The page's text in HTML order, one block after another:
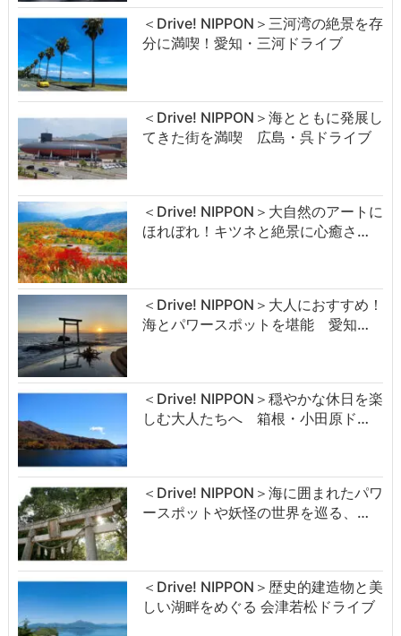
＜Drive! NIPPON＞三河湾の絶景を存
分に満喫！愛知・三河ドライブ
＜Drive! NIPPON＞海とともに発展し
てきた街を満喫 広島・呉ドライブ
＜Drive! NIPPON＞大自然のアートに
ほれぼれ！キツネと絶景に心癒さ…
＜Drive! NIPPON＞大人におすすめ！
海とパワースポットを堪能 愛知…
＜Drive! NIPPON＞穏やかな休日を楽
しむ大人たちへ 箱根・小田原ド…
＜Drive! NIPPON＞海に囲まれたパワ
ースポットや妖怪の世界を巡る、…
＜Drive! NIPPON＞歴史的建造物と美
しい湖畔をめぐる 会津若松ドライブ